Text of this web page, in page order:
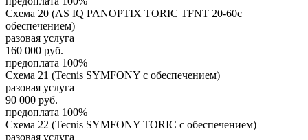
Схема 20 (AS IQ PANOPTIX TORIC TFNT 20-60с
обеспечением)
разовая услуга
160 000 руб.
предоплата 100%
Схема 21 (Tecnis SYMFONY с обеспечением)
разовая услуга
90 000 руб.
предоплата 100%
Схема 22 (Tecnis SYMFONY TORIC с обеспечением)
разовая услуга